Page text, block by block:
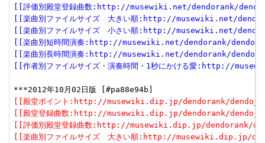
[[評価別殿堂登録曲数:http://musewiki.net/dendorank/
[[楽曲別ファイルサイズ　大きい順:http://musewiki.net/
[[楽曲別ファイルサイズ　小さい順:http://musewiki.net/
[[楽曲別短時間演奏:http://musewiki.net/dendorank/
[[楽曲別長時間演奏:http://musewiki.net/dendorank/
[[作者別ファイルサイズ・演奏時間・1秒にかける愛:http://
[[殿堂ポイント:http://musewiki.dip.jp/dendorank/
[[殿堂登録曲数:http://musewiki.dip.jp/dendorank/
[[評価別殿堂登録曲数:http://musewiki.dip.jp/dendorank/
[[楽曲別ファイルサイズ　大きい順:http://musewiki.dip.jp/